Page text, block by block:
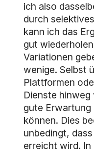
ich also
durch
kann ich das
gut
Variationen
wenige. Selbst
Plattformen
Dienste
gute Erwartung
können. Dies
unbedingt,
erreicht wird. In